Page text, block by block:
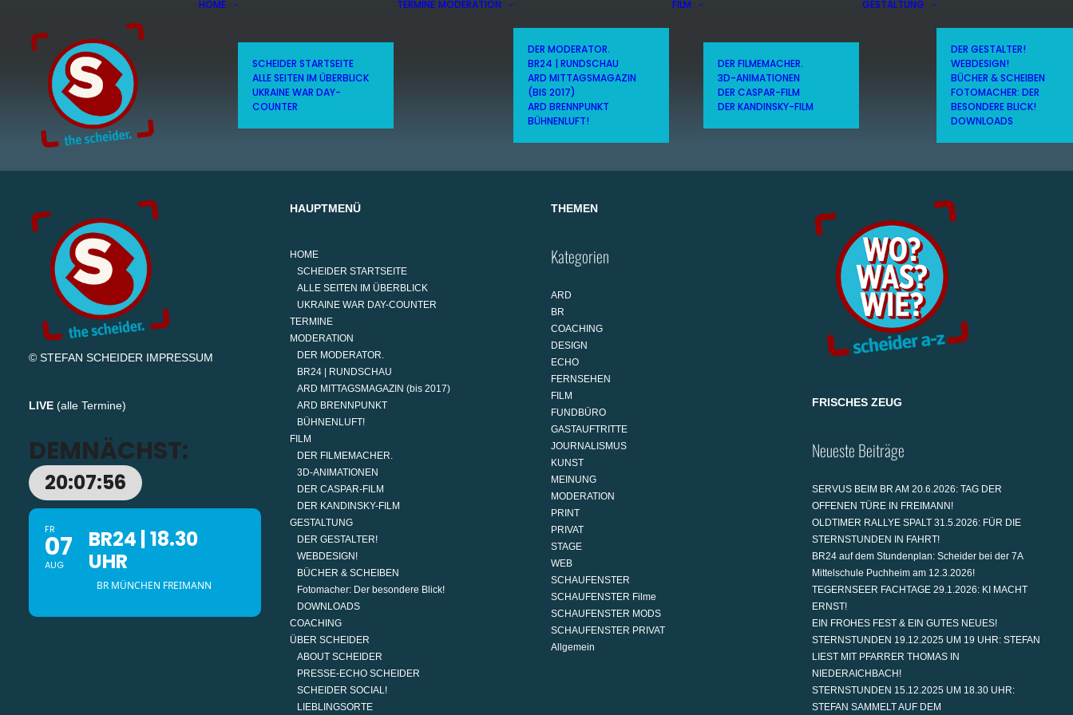
HOME
SCHEIDER STARTSEITE
ALLE SEITEN IM ÜBERBLICK
UKRAINE WAR DAY-
COUNTER
TERMINE MODERATION
DER MODERATOR.
BR24 | RUNDSCHAU
ARD MITTAGSMAGAZIN
(BIS 2017)
ARD BRENNPUNKT
BÜHNENLUFT!
FILM
DER FILMEMACHER.
3D-ANIMATIONEN
DER CASPAR-FILM
DER KANDINSKY-FILM
GESTALTUNG
DER GESTALTER!
WEBDESIGN!
BÜCHER & SCHEIBEN
FOTOMACHER: DER
BESONDERE BLICK!
DOWNLOADS
© STEFAN SCHEIDER IMPRESSUM
LIVE (alle Termine)
DEMNÄCHST:
20:07:56
FR
07
AUG
BR24 | 18.30
UHR
BR MÜNCHEN FREIMANN
HAUPTMENÜ
HOME
SCHEIDER STARTSEITE
ALLE SEITEN IM ÜBERBLICK
UKRAINE WAR DAY-COUNTER
TERMINE
MODERATION
DER MODERATOR.
BR24 | RUNDSCHAU
ARD MITTAGSMAGAZIN (bis 2017)
ARD BRENNPUNKT
BÜHNENLUFT!
FILM
DER FILMEMACHER.
3D-ANIMATIONEN
DER CASPAR-FILM
DER KANDINSKY-FILM
GESTALTUNG
DER GESTALTER!
WEBDESIGN!
BÜCHER & SCHEIBEN
Fotomacher: Der besondere Blick!
DOWNLOADS
COACHING
ÜBER SCHEIDER
ABOUT SCHEIDER
PRESSE-ECHO SCHEIDER
SCHEIDER SOCIAL!
LIEBLINGSORTE
THEMEN
Kategorien
ARD
BR
COACHING
DESIGN
ECHO
FERNSEHEN
FILM
FUNDBÜRO
GASTAUFTRITTE
JOURNALISMUS
KUNST
MEINUNG
MODERATION
PRINT
PRIVAT
STAGE
WEB
SCHAUFENSTER
SCHAUFENSTER Filme
SCHAUFENSTER MODS
SCHAUFENSTER PRIVAT
Allgemein
FRISCHES ZEUG
Neueste Beiträge
SERVUS BEIM BR AM 20.6.2026: TAG DER
OFFENEN TÜRE IN FREIMANN!
OLDTIMER RALLYE SPALT 31.5.2026: FÜR DIE
STERNSTUNDEN IN FAHRT!
BR24 auf dem Stundenplan: Scheider bei der 7A
Mittelschule Puchheim am 12.3.2026!
TEGERNSEER FACHTAGE 29.1.2026: KI MACHT
ERNST!
EIN FROHES FEST & EIN GUTES NEUES!
STERNSTUNDEN 19.12.2025 UM 19 UHR: STEFAN
LIEST MIT PFARRER THOMAS IN
NIEDERAICHBACH!
STERNSTUNDEN 15.12.2025 UM 18.30 UHR:
STEFAN SAMMELT AUF DEM